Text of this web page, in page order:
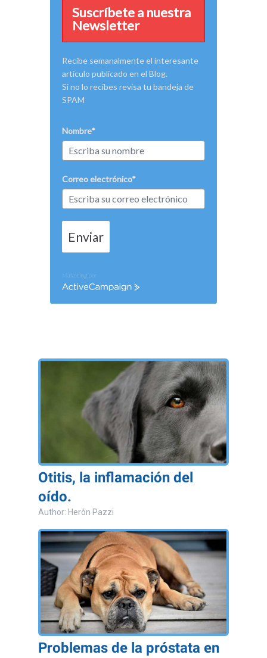
Suscríbete a nuestra
Newsletter
Recibe semanalmente el interesante
artículo publicado en el Blog.
Si no lo recibes revisa tu bandeja de
SPAM
Nombre*
Correo electrónico*
Enviar
Marketing por
ActiveCampaign
Otitis, la inflamación del
oído.
Author: Herón Pazzi
Problemas de la próstata en